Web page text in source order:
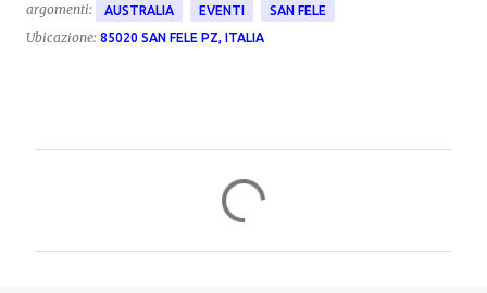
argomenti: AUSTRALIA EVENTI SAN FELE
Ubicazione: 85020 SAN FELE PZ, ITALIA